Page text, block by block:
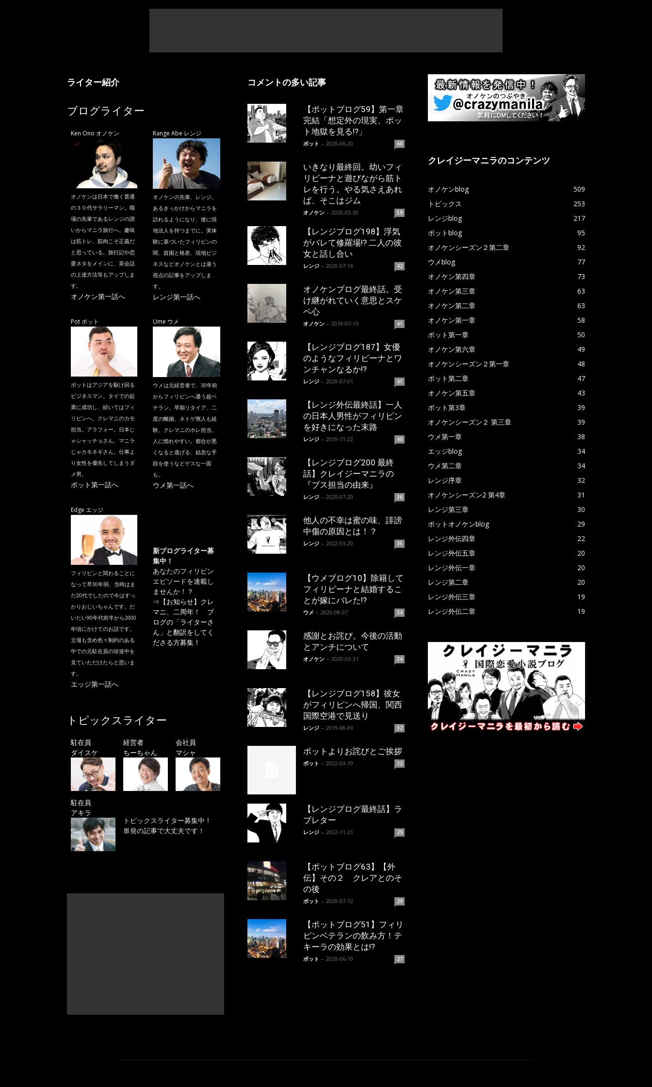
ライター紹介
ブログライター
Ken Ono オノケン
オノケンは日本で働く普通
の３０代サラリーマン。職
場の先輩であるレンジの誘
いからマニラ旅行へ。趣味
は筋トレ、筋肉こそ正義だ
と思っている。旅行記や恋
愛ネタをメインに、英会話
の上達方法等もアップしま
す。
オノケン第一話へ
Range Abe レンジ
オノケンの先輩、レンジ。
あるきっかけからマニラを
訪れるようになり、後に現
地法人を持つまでに。実体
験に基づいたフィリピンの
闇、貧困と格差、現地ビジ
ネスなどオノケンとは違う
視点の記事をアップしま
す。
レンジ第一話へ
Pot ポット
ポットはアジアを駆け回る
ビジネスマン。タイでの起
業に成功し、続いてはフィ
リピンへ。クレマニのカモ
担当。アラフォー。日本じ
ゃシャッチョさん、マニラ
じゃカモネギさん。仕事よ
り女性を優先してしまうダ
メ男。
ポット第一話へ
Ume ウメ
ウメは元経営者で、30年前
からフィリピンへ通う超ベ
テラン。早期リタイア、二
度の離婚、ネトゲ廃人も経
験。クレマニのホレ担当。
人に惚れやすい。都合が悪
くなると逃げる、姑息な手
段を使うなどゲスな一面
も。
ウメ第一話へ
Edge エッジ
フィリピンと関わることに
なって早30年弱、当時はま
だ20代でしたので今はすっ
かりおじいちゃんです。だ
いたい90年代前半から2000
年頃にかけてのお話です。
立場も含め色々制約のある
中での元駐在員の珍道中を
見ていただけたらと思いま
す。
エッジ第一話へ
新ブログライター募
集中！
あなたのフィリピン
エピソードを連載し
ませんか！？
⇒ 【お知らせ】クレ
マニ、二周年！ ブ
ログの「ライターさ
ん」と翻訳をしてく
ださる方募集！
トピックスライター
駐在員
ダイスケ
経営者
ちーちゃん
会社員
マシャ
駐在員
アキラ
トピックスライター募集中！
単発の記事で大丈夫です！
コメントの多い記事
【ポットブログ59】第一章
完結「想定外の現実、ポッ
ト地獄を見る!?」
ポット - 2020-06-20 60
いきなり最終回。幼いフィ
リピーナと遊びながら筋ト
レを行う。やる気さえあれ
ば、そこはジム
オノケン - 2020-03-30 59
【レンジブログ198】浮気
がバレて修羅場!? 二人の彼
女と話し合い
レンジ - 2020-07-16 42
オノケンブログ最終話。受
け継がれていく意思とスケ
ベ心
オノケン - 2019-07-15 41
【レンジブログ187】女優
のようなフィリピーナとワ
ンチャンなるか!?
レンジ - 2020-07-01 41
【レンジ外伝最終話】一人
の日本人男性がフィリピン
を好きになった末路
レンジ - 2019-11-22 40
【レンジブログ200 最終
話】クレイジーマニラの
『ブス担当の由来』
レンジ - 2020-07-20 36
他人の不幸は蜜の味、誹謗
中傷の原因とは！？
レンジ - 2022-03-20 35
【ウメブログ10】除籍して
フィリピーナと結婚するこ
とが嫁にバレた!?
ウメ - 2020-08-07 34
感謝とお詫び。今後の活動
とアンチについて
オノケン - 2020-03-31 34
【レンジブログ158】彼女
がフィリピンへ帰国、関西
国際空港で見送り
レンジ - 2019-08-09 32
ポットよりお詫びとご挨拶
ポット - 2022-03-19 32
【レンジブログ最終話】ラ
ブレター
レンジ - 2022-11-21 29
【ポットブログ63】【外
伝】その２ クレアとのそ
の後
ポット - 2020-07-12 29
【ポットブログ51】フィリ
ピンベテランの飲み方！テ
キーラの効果とは!?
ポット - 2020-06-10 27
クレイジーマニラのコンテンツ
オノケンblog
509
トピックス
253
レンジblog
217
ポットblog
95
オノケンシーズン２第二章
92
ウメblog
77
オノケン第四章
73
オノケン第三章
63
オノケン第二章
63
オノケン第一章
58
ポット第一章
50
オノケン第六章
49
オノケンシーズン２第一章
48
ポット第二章
47
オノケン第五章
43
ポット第3章
39
オノケンシーズン２ 第三章
39
ウメ第一章
38
エッジblog
34
ウメ第二章
34
レンジ序章
32
オノケンシーズン2 第4章
31
レンジ第三章
30
ポットオノケンblog
29
レンジ外伝四章
22
レンジ外伝五章
20
レンジ外伝一章
20
レンジ第二章
20
レンジ外伝三章
19
レンジ外伝二章
19